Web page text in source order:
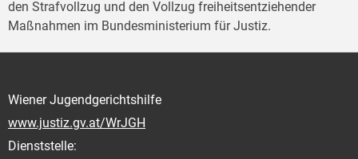
den Strafvollzug und den Vollzug freiheitsentziehender
Maßnahmen im Bundesministerium für Justiz.
Wiener Jugendgerichtshilfe
www.justiz.gv.at/WrJGH
Dienststelle: